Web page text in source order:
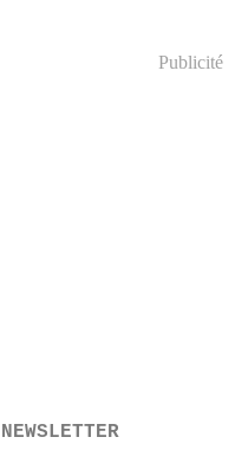
Publicité
NEWSLETTER